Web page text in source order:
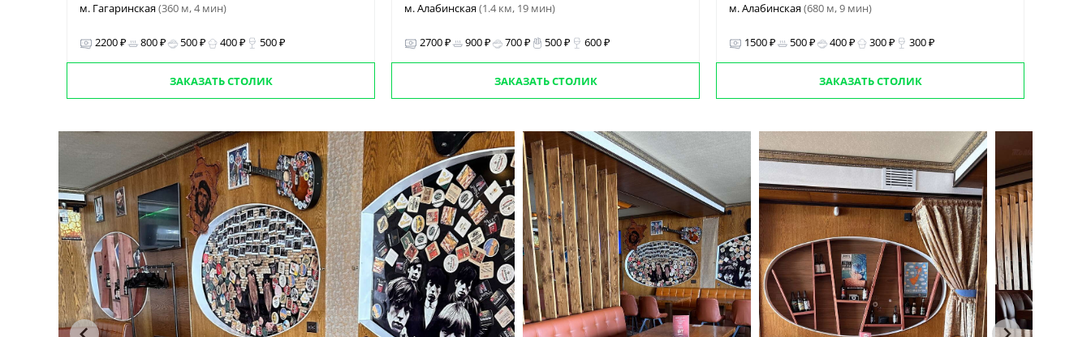
м. Гагаринская(360 м, 4 мин)
2200 ₽ 800 ₽ 500 ₽ 400 ₽ 500 ₽
ЗАКАЗАТЬ СТОЛИК
м. Алабинская(1.4 км, 19 мин)
2700 ₽ 900 ₽ 700 ₽ 500 ₽ 600 ₽
ЗАКАЗАТЬ СТОЛИК
м. Алабинская(680 м, 9 мин)
1500 ₽ 500 ₽ 400 ₽ 300 ₽ 300 ₽
ЗАКАЗАТЬ СТОЛИК